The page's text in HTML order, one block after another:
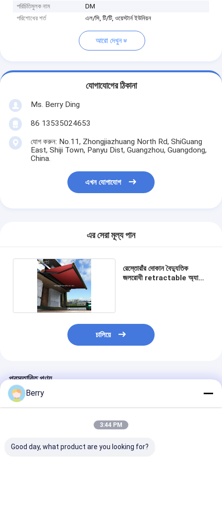
পরিচিতিমুলক নাম
DM
পরিশোধের শর্ত
এল/সি, টি/টি, ওয়েস্টার্ন ইউনিয়ন
আরো দেখুন
যোগাযোগের ঠিকানা
Ms. Berry Ding
86 13535024653
যোগ করুন: No.11, Zhongjiazhuang North Rd, ShiGuang
East, Shiji Town, Panyu Dist, Guangzhou, Guangdong,
China.
এখন যোগাযোগ
এর সেরা মূল্য পান
রেস্তোরাঁর দোকান বৈদ্যুতিক
জলরোধী retractable অ্যারিং
চালিয়ে
প্রস্তাবিত পণ্য
Berry
3:44 PM
Good day, what product are you looking for?